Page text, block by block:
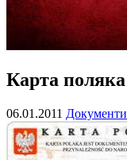
Карта поляка
06.01.2011 Документи